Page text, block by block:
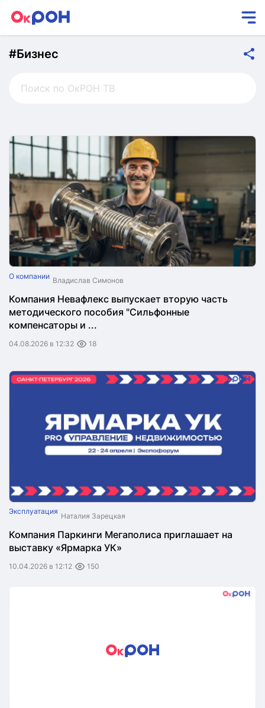
#Бизнес
О компании Владислав Симонов
Компания Невафлекс выпускает вторую часть
методического пособия "Сильфонные
компенсаторы и ...
04.08.2026 в 12:32 18
Эксплуатация Наталия Зарецкая
Компания Паркинги Мегаполиса приглашает на
выставку «Ярмарка УК»
10.04.2026 в 12:12 150